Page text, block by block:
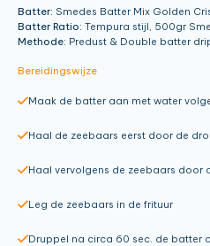
Batter: Smedes Batter Mix Golden
Batter Ratio: Tempura stijl, 500gr
Methode: Predust & Double batter
Bereidingswijze
Maak de batter aan met water
Haal de zeebaars eerst door de
Haal vervolgens de zeebaars door
Leg de zeebaars in de frituur
Druppel na circa 60 sec. de batter